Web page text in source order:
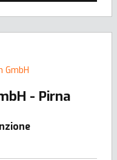
GmbH
- Pirna